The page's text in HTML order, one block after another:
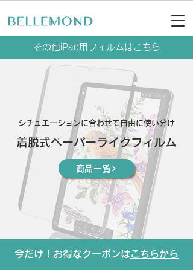
その他iPad用フィルムはこちら
シチュエーションに合わせて自由に使い分け
着脱式ペーパーライクフィルム
商品一覧
今だけ！お得なクーポンはこちらから